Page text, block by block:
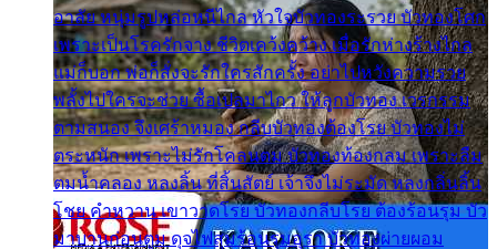
อาลัย หนุ่มรูปหล่อหนีไกล หัวใจบัวทองระรวย บัวทองโศก
เพราะเป็นโรครักจาง ชีวิตเคว้งคว้าง เมื่อรักห่างร้างไกล
แม่ก็บอก พ่อก็สั่งจะรักใครสักครั้ง อย่าไปหวังความรวย
พลั้งไปใครจะช่วย ซื้อเปลมาไกว ให้ลูกบัวทอง เวรกรรม
ตามสนอง จึงเศร้าหมอง กลีบบัวทองต้องโรย บัวทองไม่
ตระหนัก เพราะไม่รักโคลนตม บัวทองท้องกลม เพราะลืม
ตมน้ำคลอง หลงลิ้น ที่สิ้นสัตย์ เจ้าจึงไม่ระมัด หลงกลิ่นลิ้น
โชย คำหวาน เขาวาดโรย บัวทองกลีบโรย ต้องร้อนรุม บัว
มาบานก่อนตูม ดุจไฟสุมร้อนรุมอุรา บัวทองผ่ายผอม